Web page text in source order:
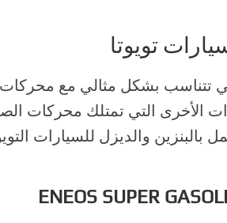
تويوتا
تتناسب بشكل مثالي مع محركات
الأخرى التي تمتلك محركات
والديزل للسيارات
ENEOS SUPER